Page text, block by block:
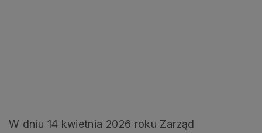
W dniu 14 kwietnia 2026 roku Zarząd